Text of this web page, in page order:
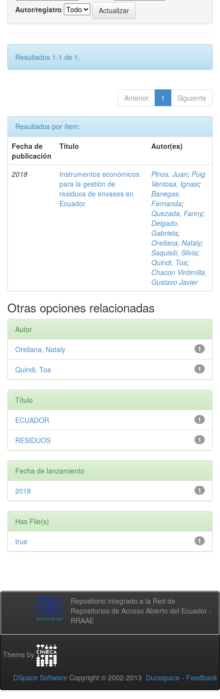
Autor/registro
Resultados 1-1 de 1.
Anterior 1 Siguiente
Resultados por ítem:
Fecha de
publicación
Título Autor(es)
2018
Instrumentos económicos
para la gestión de
residuos de envases en
Ecuador
Pinos, Juan; Puig
Ventosa, Ignasi;
Banegas,
Fernanda;
Quezada, Fanny;
Delgado,
Gabriela;
Orellana, Nataly;
Saquisilí, Silvia;
Quindi, Toa;
Chacón Vintimilla,
Gustavo Javier
Otras opciones relacionadas
Autor
1
Orellana, Nataly
1
Quindi, Toa
Título
1
ECUADOR
1
RESIDUOS
Fecha de lanzamiento
1
2018
Has File(s)
1
true
Repositorio integrado a la Red de
Repositorios de Acceso Abierto del Ecuador -
RRAAE
Theme by
DSpace Software Copyright © 2002-2013 Duraspace - Feedback